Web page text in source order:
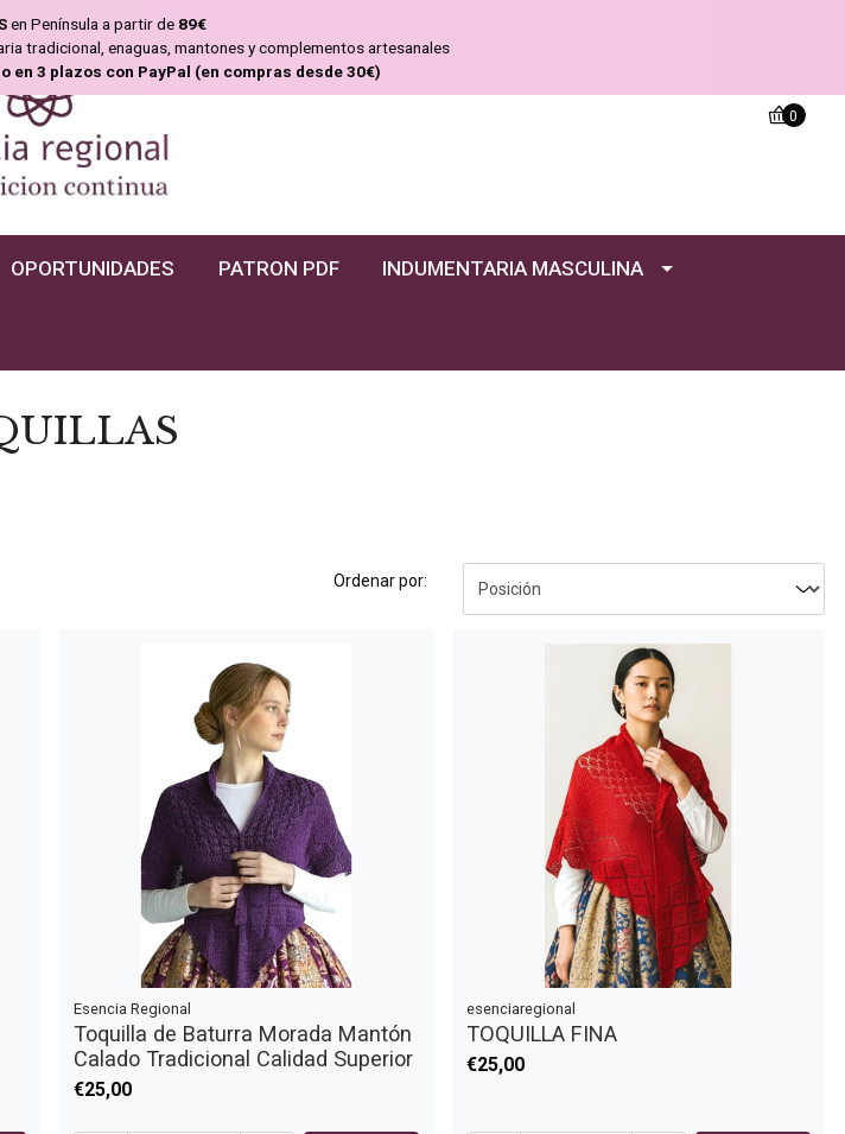
en Península a partir de 89€
tradicional, enaguas, mantones y complementos artesanales
en 3 plazos con PayPal (en compras desde 30€)
0
OPORTUNIDADES PATRON PDF INDUMENTARIA MASCULINA
Ordenar por:
Esencia Regional
Toquilla de Baturra Morada Mantón
Calado Tradicional Calidad Superior
€25,00
esenciaregional
TOQUILLA FINA
€25,00